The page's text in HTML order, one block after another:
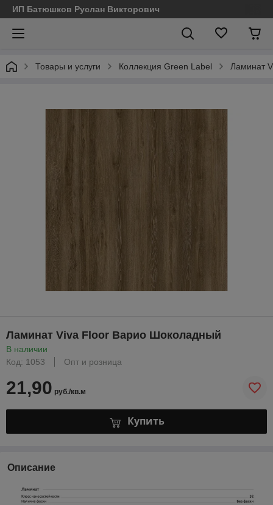
ИП Батюшков Руслан Викторович
Товары и услуги Коллекция Green Label Ламинат
Ламинат Viva Floor Варио Шоколадный
В наличии
Код: 1053
Опт и розница
21,90 руб./кв.м
Купить
Описание